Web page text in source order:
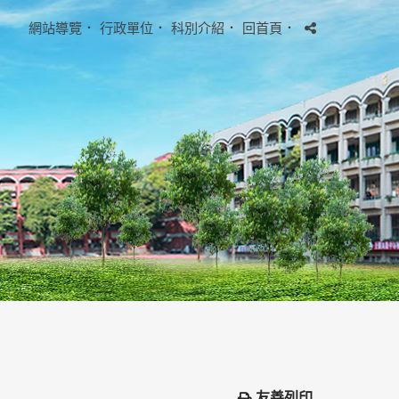
網站導覽 ． 行政單位 ． 科別介紹． 回首頁．